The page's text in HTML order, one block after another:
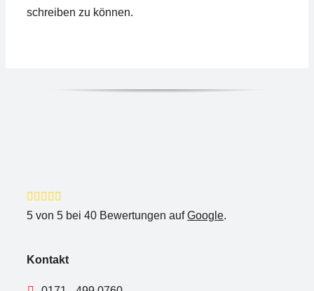
schreiben zu können.
5von 5bei 40Bewertungen aufGoogle.
Kontakt